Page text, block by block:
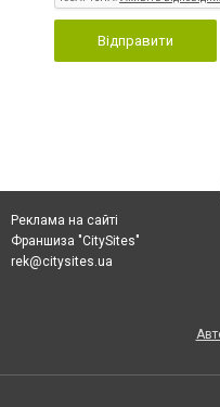
Відправити
Реклама на сайті
Франшиза "CitySites"
rek@citysites.ua